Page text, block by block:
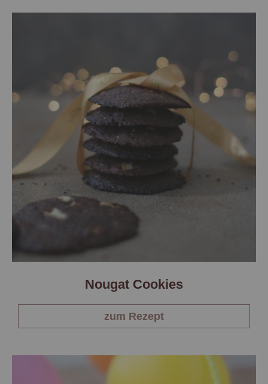
Nougat Cookies
zum Rezept